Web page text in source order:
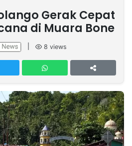
Gerak Cepat
di Muara Bone
8 views